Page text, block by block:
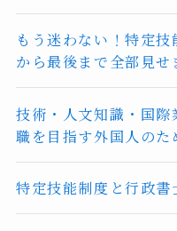
もう迷わない！特定
から最後まで全部見せ
技術・人文知識・国
職を目指す外国人のた
特定技能制度と行政書